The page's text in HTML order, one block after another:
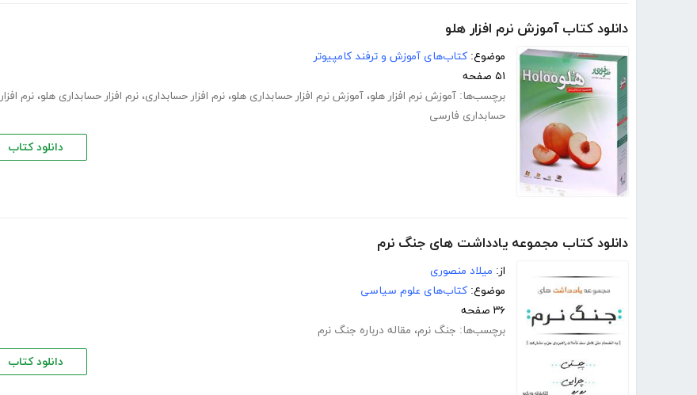
دانلود کتاب آموزش نرم افزار هلو
موضوع: کتاب‌های آموزش و ترفند کامپیوتر
۵۱ صفحه
برچسب‌ها: آموزش نرم افزار هلو، آموزش نرم افزار حسابداری هلو، نرم افزار حسابداری، نرم افزار حسابداری هلو، نرم افزار
حسابداری فارسی
دانلود کتاب
دانلود کتاب مجموعه یادداشت های جنگ نرم
از: میلاد منصوری
موضوع: کتاب‌های علوم سیاسی
۳۶ صفحه
برچسب‌ها: جنگ نرم، مقاله درباره جنگ نرم
دانلود کتاب